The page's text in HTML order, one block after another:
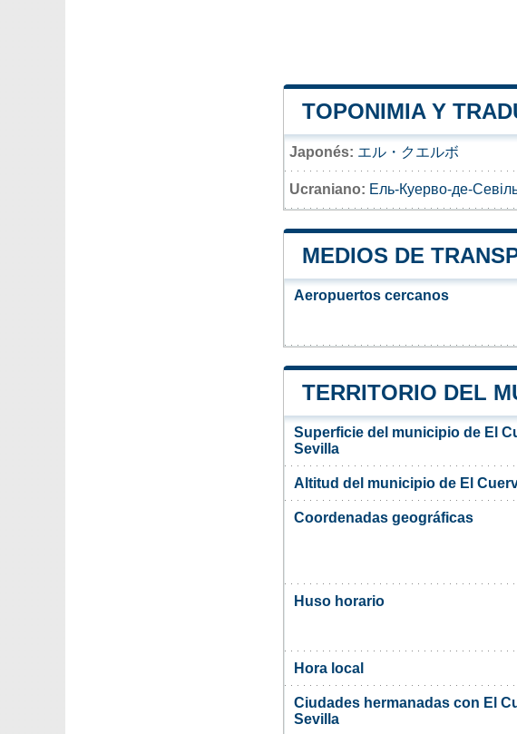
TOPONIMIA Y
Japonés: エル・クエルボ
Ucraniano: Ель-Куерво-де-
MEDIOS DE
Aeropuertos cercanos
TERRITORIO DEL
Superficie del municipio de El
Sevilla
Altitud del municipio de El
Coordenadas geográficas
Huso horario
Hora local
Ciudades hermanadas con El
Sevilla